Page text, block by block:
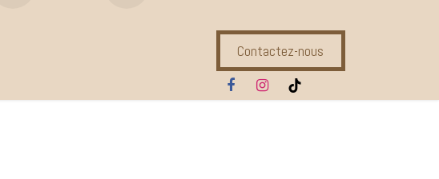
Compl. Alimentaires Ecuries
Contactez-nous